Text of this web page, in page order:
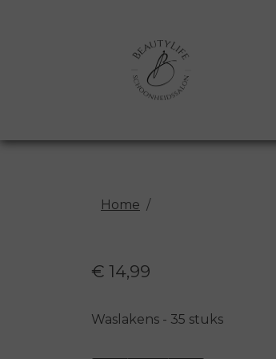
Home
€ 14,99
Waslakens - 35 stuks